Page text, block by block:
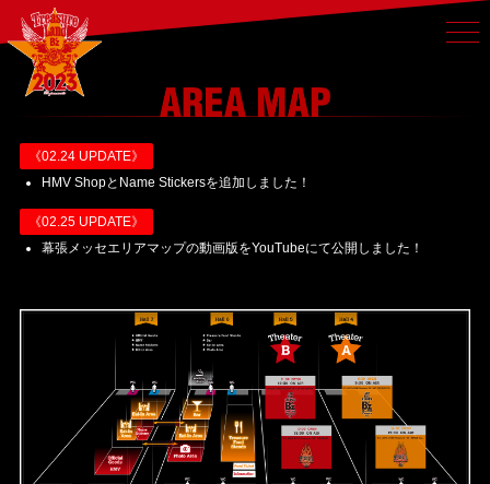
《02.24 UPDATE》
HMV ShopとName Stickersを追加しました！
《02.25 UPDATE》
幕張メッセエリアマップの動画版をYouTubeにて公開しました！